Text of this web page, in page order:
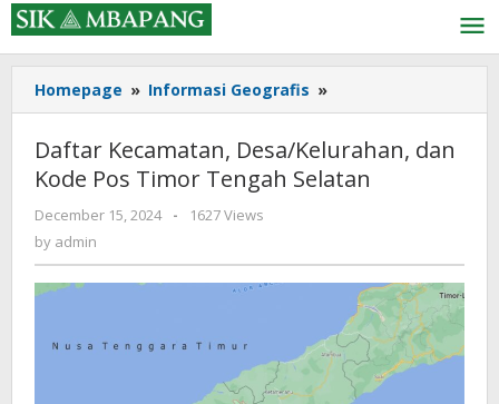
Skip
to
content
Homepage » Informasi Geografis »
Kecamatan,
dan
Kode
Daftar Kecamatan, Desa/Kelurahan, dan
Kode Pos Timor Tengah Selatan
December 15, 2024
by
-
1627 Views
by admin